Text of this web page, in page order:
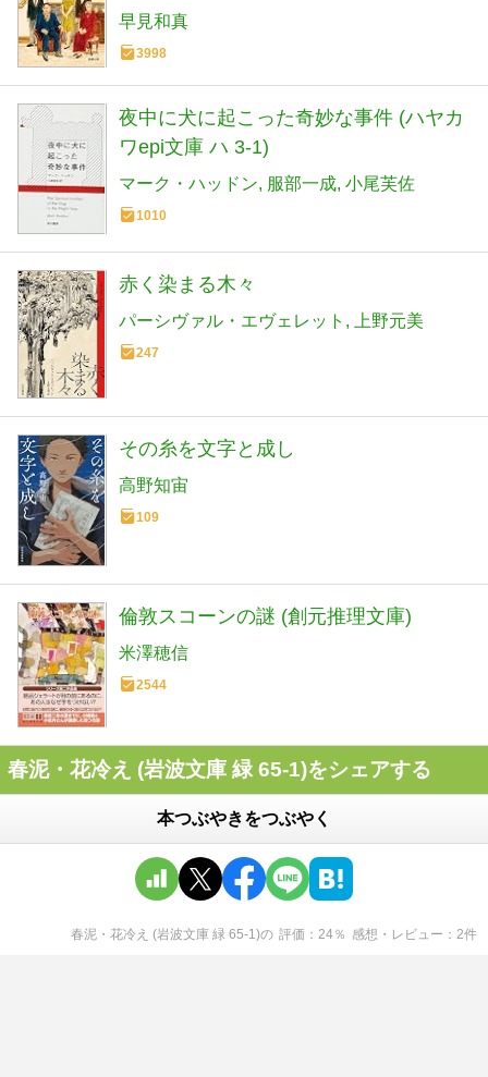
早見和真
3998
夜中に犬に起こった奇妙な事件 (ハヤカ
ワepi文庫 ハ 3-1)
マーク・ハッドン 服部一成 小尾芙佐
1010
赤く染まる木々
パーシヴァル・エヴェレット 上野元美
247
その糸を文字と成し
高野知宙
109
倫敦スコーンの謎 (創元推理文庫)
米澤穂信
2544
春泥・花冷え (岩波文庫 緑 65-1)をシェアする
本つぶやきをつぶやく
春泥・花冷え (岩波文庫 緑 65-1)の 評価 24％ 感想・レビュー 2件